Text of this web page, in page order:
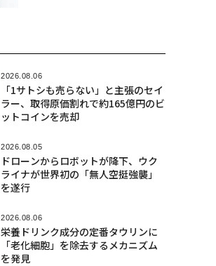
2026.08.06
「1サトシも売らない」と主張のセイ
ラー、取得原価割れで約165億円のビ
ットコインを売却
2026.08.05
ドローンからロボットが降下、ウク
ライナが世界初の「無人空挺強襲」
を遂行
2026.08.06
栄養ドリンク成分の定番タウリンに
「老化細胞」を除去するメカニズム
を発見